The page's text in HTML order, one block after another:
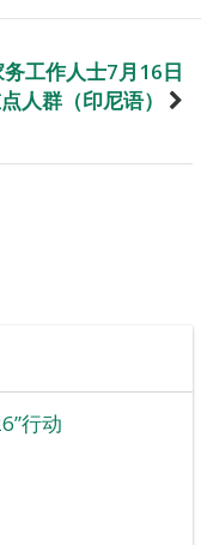
务工作人士7月16日
人群（印尼语）
行动